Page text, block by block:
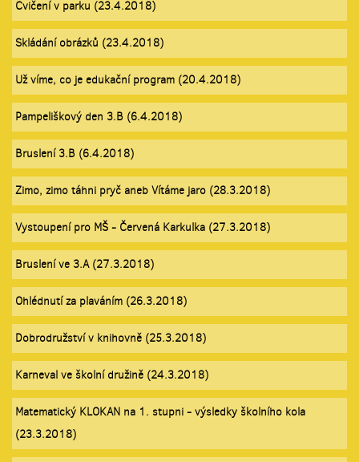
Cvičení v parku (23.4.2018)
Skládání obrázků (23.4.2018)
Už víme, co je edukační program (20.4.2018)
Pampeliškový den 3.B (6.4.2018)
Bruslení 3.B (6.4.2018)
Zimo, zimo táhni pryč aneb Vítáme jaro (28.3.2018)
Vystoupení pro MŠ - Červená Karkulka (27.3.2018)
Bruslení ve 3.A (27.3.2018)
Ohlédnutí za plaváním (26.3.2018)
Dobrodružství v knihovně (25.3.2018)
Karneval ve školní družině (24.3.2018)
Matematický KLOKAN na 1. stupni - výsledky školního kola
(23.3.2018)